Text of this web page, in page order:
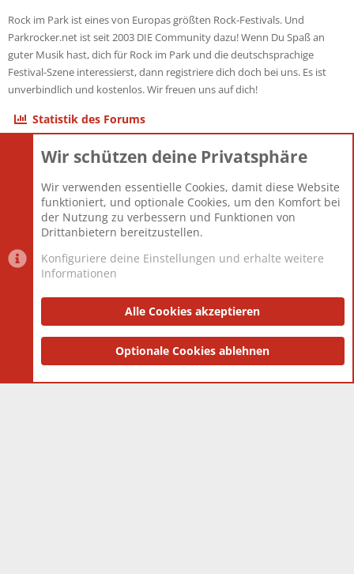
Rock im Park ist eines von Europas größten Rock-Festivals. Und
Parkrocker.net ist seit 2003 DIE Community dazu! Wenn Du Spaß an
guter Musik hast, dich für Rock im Park und die deutschsprachige
Festival-Szene interessierst, dann registriere dich doch bei uns. Es ist
unverbindlich und kostenlos. Wir freuen uns auf dich!
Statistik des Forums
Themen
Mitglieder
12.427
Neuestes Mitglied
Berlin
Datenschutzerklärung Impressum
Community platform by XenForo® © 2010-2025 XenForo Ltd.
and add-ons by ThemeHouse
Wir schützen deine Privatsphäre
Wir verwenden essentielle Cookies, damit diese Website
funktioniert, und optionale Cookies, um den Komfort bei
der Nutzung zu verbessern und Funktionen von
Drittanbietern bereitzustellen.
Konfiguriere deine Einstellungen und erhalte weitere
Informationen
Alle Cookies akzeptieren
Optionale Cookies ablehnen